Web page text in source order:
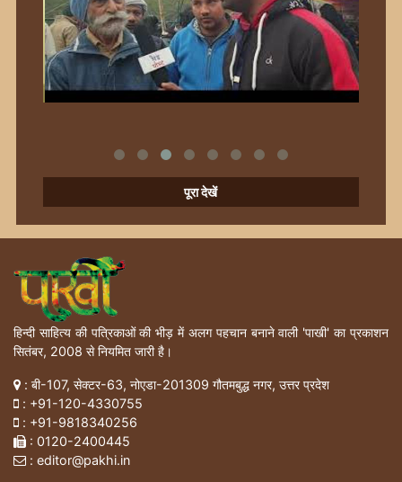
पूरा देखें
हिन्दी साहित्य की पत्रिकाओं की भीड़ में अलग पहचान बनाने वाली 'पाखी' का प्रकाशन
सितंबर, 2008 से नियमित जारी है।
: बी-107, सेक्टर-63, नोएडा-201309 गौतमबुद्ध नगर, उत्तर प्रदेश
: +91-120-4330755
: +91-9818340256
: 0120-2400445
: editor@pakhi.in